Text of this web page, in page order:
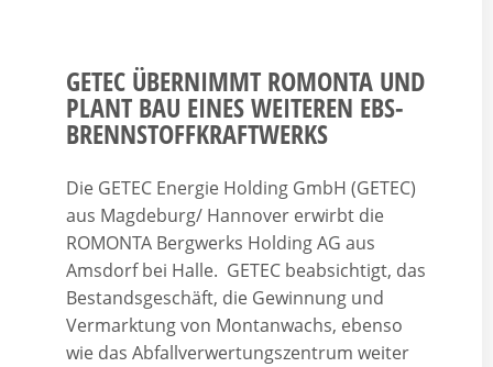
GETEC ÜBERNIMMT ROMONTA UND
PLANT BAU EINES WEITEREN EBS-
BRENNSTOFFKRAFTWERKS
Die GETEC Energie Holding GmbH (GETEC)
aus Magdeburg/ Hannover erwirbt die
ROMONTA Bergwerks Holding AG aus
Amsdorf bei Halle. GETEC beabsichtigt, das
Bestandsgeschäft, die Gewinnung und
Vermarktung von Montanwachs, ebenso
wie das Abfallverwertungszentrum weiter